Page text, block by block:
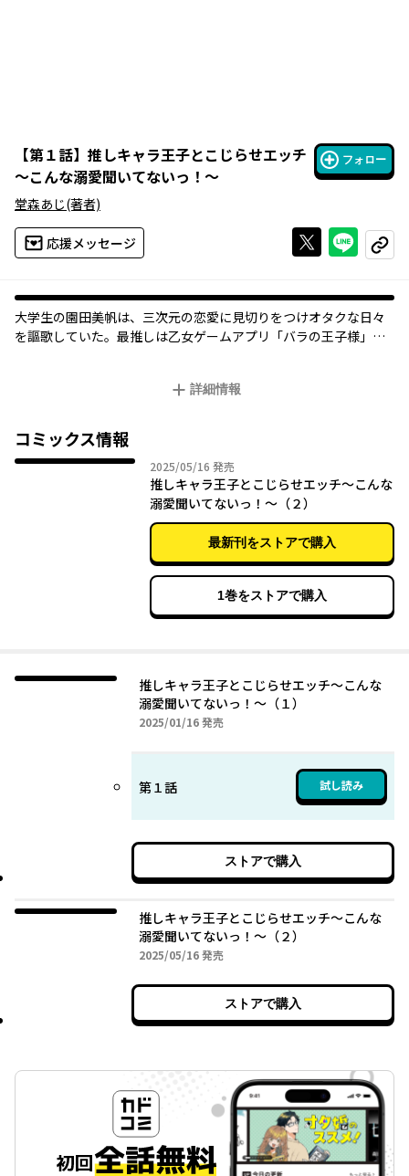
【第１話】 推しキャラ王子とこじらせエッチ
～こんな溺愛聞いてないっ！～
フォロー
堂森あじ(著者)
応援メッセージ Xで投稿する
ライン
コピー
大学生の園田美帆は、三次元の恋愛に見切りをつけオタクな日々
を謳歌していた。最推しは乙女ゲームアプリ「バラの王子様」の
っそり萌えていたのだが、ひょんなことから季良が実は童貞をこ
イケメンで御曹司で人気者なのに？ 百戦錬磨っぽいのに？ 混
乱する美帆に、「俺の運命の女神になってほしい」って、ロ、
ロ、ロズオ様～～～？ いや、違う……違うはずなんだけど！
一気に新規スチルを浴びてキャパオーバーなんですが～～！
堂森あじ新境地！ 二次元よりも推せるかも？ な、きゅんきゅ
んキャンパスラブスタート！
詳細情報
コミックス情報
2025/05/16 2025年05月16日
発売
推しキャラ王子とこじらせエッチ～こんな
溺愛聞いてないっ！～（２）
最新刊をストアで購入
1巻をストアで購入
推しキャラ王子とこじらせエッチ～こんな
溺愛聞いてないっ！～（１）
2025/01/162025年01月16日
発売
第１話 試し読み
ストアで購入
推しキャラ王子とこじらせエッチ～こんな
溺愛聞いてないっ！～（２）
2025/05/162025年05月16日
発売
ストアで購入